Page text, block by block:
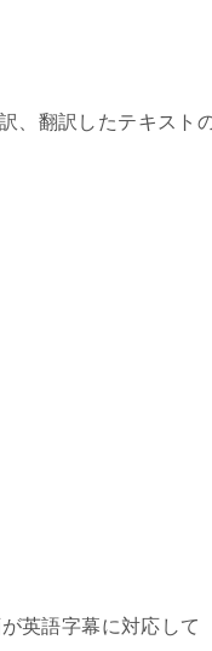
、翻訳したテキスト
英語字幕に対応して